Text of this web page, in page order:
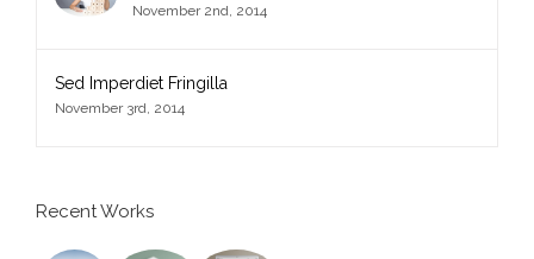
November 2nd, 2014
Sed Imperdiet Fringilla
November 3rd, 2014
Recent Works